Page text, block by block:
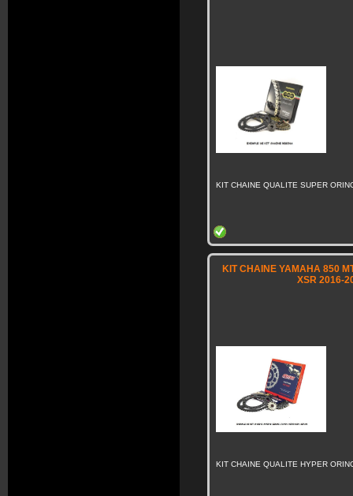
KIT CHAINE QUALITE SUPER
KIT CHAINE YAMAHA 850
XSR 2016-
KIT CHAINE QUALITE HYPER